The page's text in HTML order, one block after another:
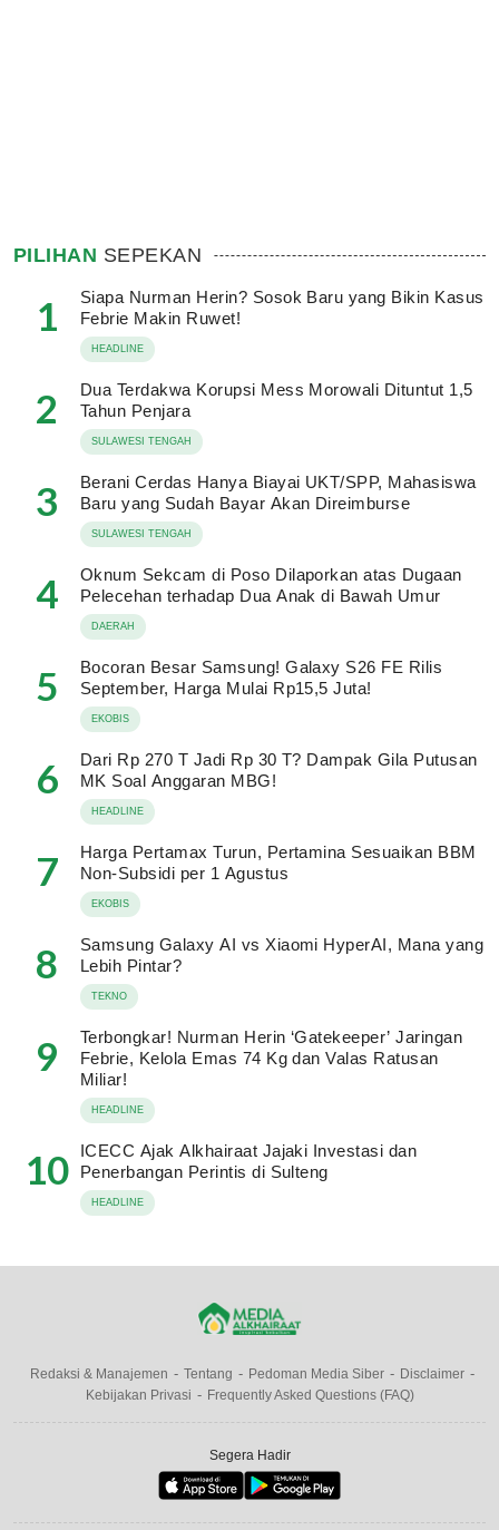
PILIHAN SEPEKAN
1
Siapa Nurman Herin? Sosok Baru yang Bikin Kasus
Febrie Makin Ruwet!
HEADLINE
2
Dua Terdakwa Korupsi Mess Morowali Dituntut 1,5
Tahun Penjara
SULAWESI TENGAH
3
Berani Cerdas Hanya Biayai UKT/SPP, Mahasiswa
Baru yang Sudah Bayar Akan Direimburse
SULAWESI TENGAH
4
Oknum Sekcam di Poso Dilaporkan atas Dugaan
Pelecehan terhadap Dua Anak di Bawah Umur
DAERAH
5
Bocoran Besar Samsung! Galaxy S26 FE Rilis
September, Harga Mulai Rp15,5 Juta!
EKOBIS
6
Dari Rp 270 T Jadi Rp 30 T? Dampak Gila Putusan
MK Soal Anggaran MBG!
HEADLINE
7
Harga Pertamax Turun, Pertamina Sesuaikan BBM
Non-Subsidi per 1 Agustus
EKOBIS
8
Samsung Galaxy AI vs Xiaomi HyperAI, Mana yang
Lebih Pintar?
TEKNO
9
Terbongkar! Nurman Herin ‘Gatekeeper’ Jaringan
Febrie, Kelola Emas 74 Kg dan Valas Ratusan
Miliar!
HEADLINE
10
ICECC Ajak Alkhairaat Jajaki Investasi dan
Penerbangan Perintis di Sulteng
HEADLINE
Redaksi & Manajemen Tentang Pedoman Media Siber
Disclaimer
Kebijakan Privasi
Frequently Asked Questions (FAQ)
Segera Hadir